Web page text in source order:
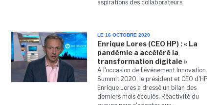
aspirations des collaborateurs.
LE 16 OCTOBRE 2020
Enrique Lores (CEO HP) : « La
pandémie a accéléré la
transformation digitale »
A l'occasion de l'événement Innovation
Summit 2020, le président et CEO d'HP
Enrique Lores a dressé un bilan des
derniers mois écoulés. Réactivité du